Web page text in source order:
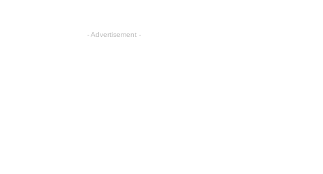
- Advertisement -